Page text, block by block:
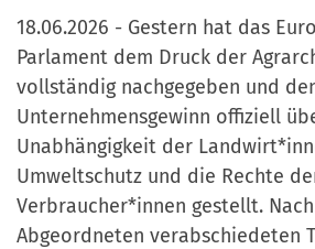
18.06.2026 - Gestern hat das
Parlament dem Druck der
vollständig nachgegeben und
Unternehmensgewinn offiziell
Unabhängigkeit der
Umweltschutz und die Rechte
Verbraucher*innen gestellt.
Abgeordneten verabschiedeten